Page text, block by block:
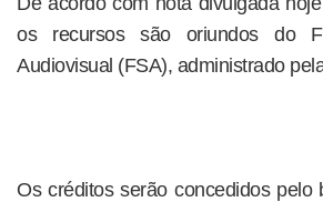
os recursos são oriundos do
Audiovisual (FSA), administrado
Os créditos serão concedidos pelo